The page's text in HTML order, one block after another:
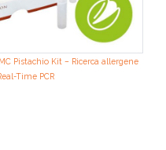
Pistachio Kit – Ricerca allergene
Time PCR